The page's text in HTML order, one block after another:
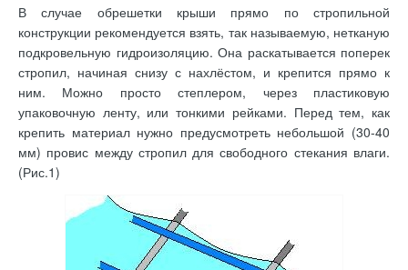
В случае обрешетки крыши прямо по стропильной
конструкции рекомендуется взять, так называемую, нетканую
подкровельную гидроизоляцию. Она раскатывается поперек
стропил, начиная снизу с нахлёстом, и крепится прямо к
ним. Можно просто степлером, через пластиковую
упаковочную ленту, или тонкими рейками. Перед тем, как
крепить материал нужно предусмотреть небольшой (30-40
мм) провис между стропил для свободного стекания влаги.
(Рис.1)